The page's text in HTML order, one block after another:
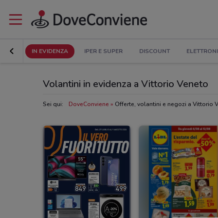
IN EVIDENZA IPER E SUPER DISCOUNT
Volantini in evidenza a Vittorio Veneto
Sei qui: DoveConviene Offerte, volantini e negozi a Vittorio